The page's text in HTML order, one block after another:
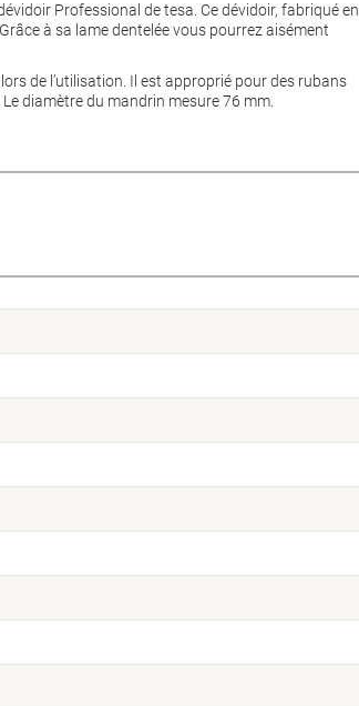
Professional de tesa. Ce dévidoir, fabriqué en
à sa lame dentelée vous pourrez aisément
de l’utilisation. Il est approprié pour des rubans
diamètre du mandrin mesure 76 mm.